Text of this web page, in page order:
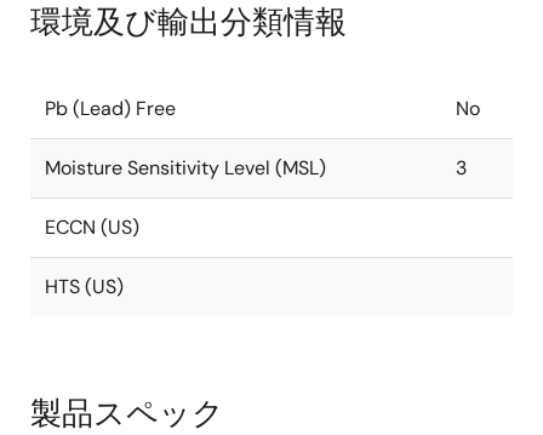
環境及び輸出分類情報
Pb (Lead) Free No
Moisture Sensitivity Level (MSL) 3
ECCN (US)
HTS (US)
製品スペック